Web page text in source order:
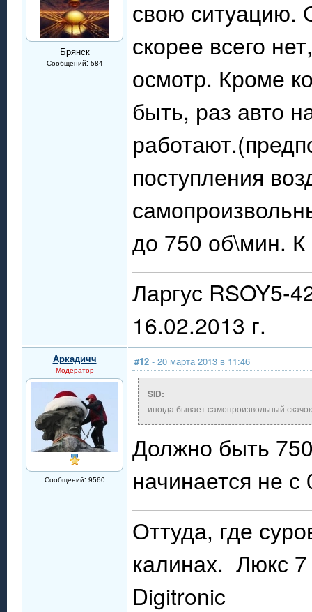
Брянск
Сообщений: 584
свою ситуацию.
скорее всего
осмотр. Кроме
быть, раз авто
поступления
до 750 об\мин. К
Ларгус RSOY5-
16.02.2013 г.
Аркадичч
Модератор
Сообщений: 9560
#12 - 20 марта 2013 в 11:46
SID:
иногда бывает самопроизвольный
Должно быть
начинается не
Оттуда, где
калинах. Люкс
Digitronic